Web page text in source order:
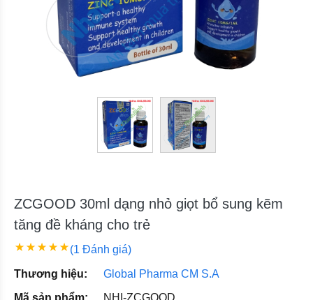
ZCGOOD 30ml dạng nhỏ giọt bổ sung kẽm
tăng đề kháng cho trẻ
(1 Đánh giá)
Thương hiệu:
Global Pharma CM S.A
Mã sản phẩm:
NHI-ZCGOOD